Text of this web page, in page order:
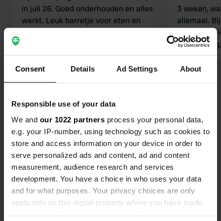
Consent Details Ad Settings About
Responsible use of your data
We and our 1022 partners process your personal data,
e.g. your IP-number, using technology such as cookies to
store and access information on your device in order to
serve personalized ads and content, ad and content
measurement, audience research and services
development. You have a choice in who uses your data
and for what purposes. Your privacy choices are only
applicable on this digital property where you have made
in juli 26. Goed onderhouden en alles
werkt. Leuk barretje voor eten en
kaartjes voor gemeentezwembad
tegenover ingang camping.
3 weken,
allemaal.
een leeg
en zaten
wilden
Wellicht
Ben jij hier geweest?
Contact